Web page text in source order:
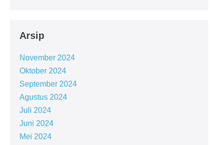
Arsip
November 2024
Oktober 2024
September 2024
Agustus 2024
Juli 2024
Juni 2024
Mei 2024